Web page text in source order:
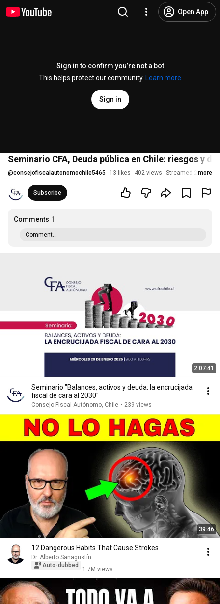
Open App
Sign in to confirm you’re not a bot
This helps protect our community.
Learn more
Sign in
Seminario CFA, Deuda pública en Chile: riesgos y
@consejofiscalautonomochile5465 13 likes 402 views Streamed 2 years
more
Subscribe
Comments 1
Comment...
2:07:41
Seminario "Balances, activos y deuda: la encrucijada
fiscal de cara al 2030"
Consejo Fiscal Autónomo, Chile • 239 views
39:46
12 Dangerous Habits That Cause Strokes
Dr. Alberto Sanagustín
Auto-dubbed
1.7M views